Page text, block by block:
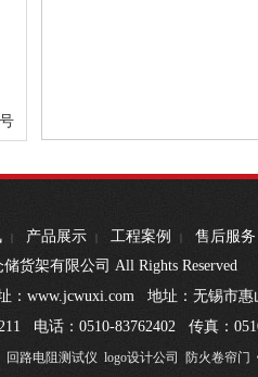
| 产品展示 | 工程案例 |
售后服务
货架有限公司 All Rights Reserved
：www.jcwuxi.com 地址：无锡市
电话：0510-83762402 传真：
回路电阻测试仪 logo设计公司 防火卷帘门